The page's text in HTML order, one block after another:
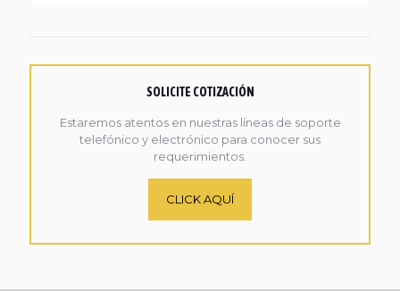
SOLICITE COTIZACIÓN
Estaremos atentos en nuestras líneas de soporte
telefónico y electrónico para conocer sus
requerimientos.
CLICK AQUÍ